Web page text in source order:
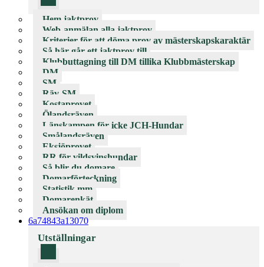
Hem jaktprov
Web-anmälan alla jaktprov
Kriterier för att döma prov av mästerskapskaraktär
Så här går ett jaktprov till
Klubbuttagning till DM tillika Klubbmästerskap
DM
SM
Räv-SM
Kostaprovet
Ölandsräven
Länskampen för icke JCH-Hundar
Smålandsräven
Eksjöprovet
RR för vildsvinshundar
Så blir du domare
Domarförteckning
Statistik mm
Domarenkät
Ansökan om diplom
6a74843a13070
Utställningar